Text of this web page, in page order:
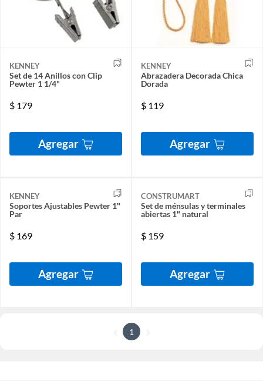
KENNEY
Set de 14 Anillos con Clip
Pewter 1 1/4"
$ 179
Agregar
KENNEY
Abrazadera Decorada Chica
Dorada
$ 119
Agregar
KENNEY
Soportes Ajustables Pewter 1"
Par
$ 169
Agregar
CONSTRUMART
Set de ménsulas y terminales
abiertas 1" natural
$ 159
Agregar
1